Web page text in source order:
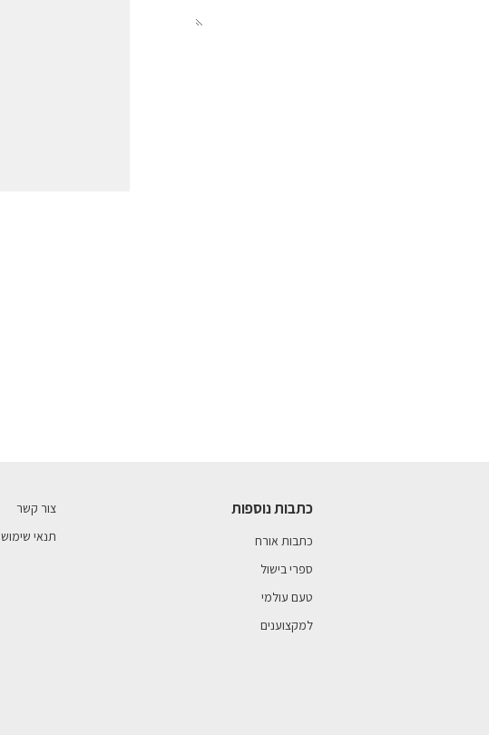
כתבות נוספות
כתבות אורח
ספרי בישול
טעם עולמי
למקצוענים
צור קשר
תנאי שימוש